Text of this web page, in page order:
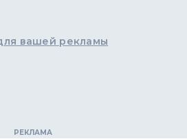
вашей рекламы